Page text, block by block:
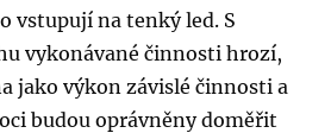
vstupují na tenký led. S
vykonávané činnosti hrozí,
jako výkon závislé činnosti a
budou oprávněny doměřit